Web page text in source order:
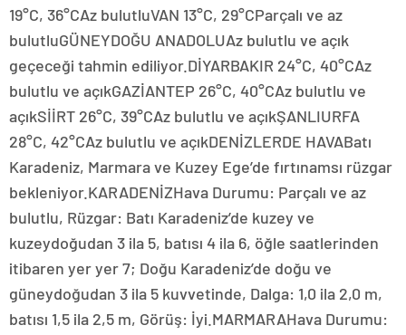
19°C, 36°CAz bulutluVAN 13°C, 29°CParçalı ve az
bulutluGÜNEYDOĞU ANADOLUAz bulutlu ve açık
geçeceği tahmin ediliyor.DİYARBAKIR 24°C, 40°CAz
bulutlu ve açıkGAZİANTEP 26°C, 40°CAz bulutlu ve
açıkSİİRT 26°C, 39°CAz bulutlu ve açıkŞANLIURFA
28°C, 42°CAz bulutlu ve açıkDENİZLERDE HAVABatı
Karadeniz, Marmara ve Kuzey Ege’de fırtınamsı rüzgar
bekleniyor.KARADENİZHava Durumu: Parçalı ve az
bulutlu, Rüzgar: Batı Karadeniz’de kuzey ve
kuzeydoğudan 3 ila 5, batısı 4 ila 6, öğle saatlerinden
itibaren yer yer 7; Doğu Karadeniz’de doğu ve
güneydoğudan 3 ila 5 kuvvetinde, Dalga: 1,0 ila 2,0 m,
batısı 1,5 ila 2,5 m, Görüş: İyi.MARMARAHava Durumu: